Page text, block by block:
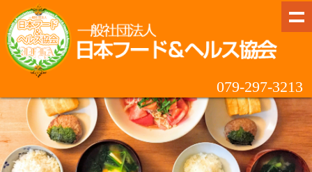
079-297-3213